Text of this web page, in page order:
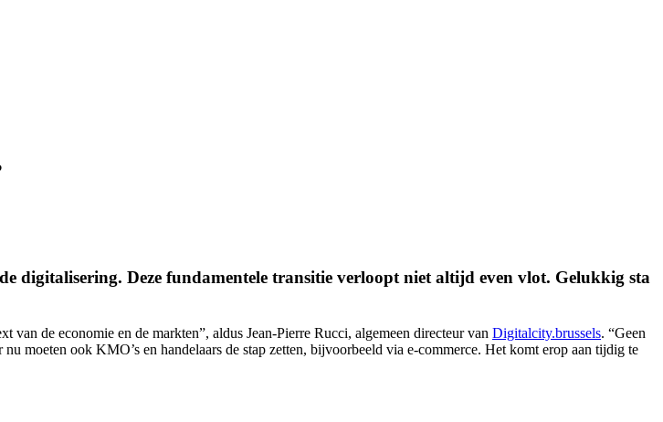
digitalisering. Deze fundamentele transitie verloopt niet altijd even vlot. Gelukkig sta
de economie en de markten”, aldus Jean-Pierre Rucci, algemeen directeur van Digitalcity.brussels. “Geen
moeten ook KMO’s en handelaars de stap zetten, bijvoorbeeld via e-commerce. Het komt erop aan tijdig te